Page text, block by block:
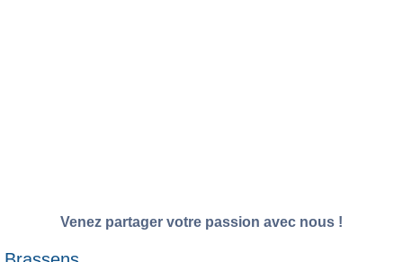
Venez partager votre passion avec nous !